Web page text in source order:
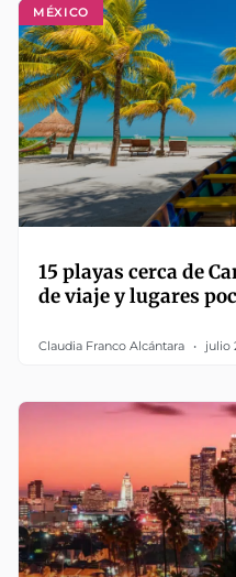
MÉXICO
15 playas cerca de
de viaje y lugares
Claudia Franco Alcántara julio